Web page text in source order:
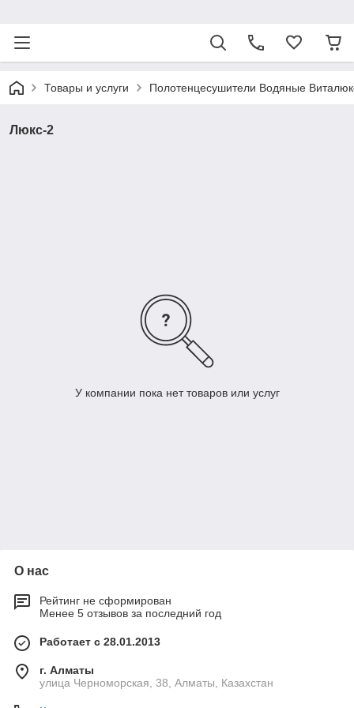
Товары и услуги Полотенцесушители Водяные
Люкс-2
У компании пока нет товаров или услуг
О нас
Рейтинг не сформирован
Менее 5 отзывов за последний год
Работает с 28.01.2013
г. Алматы
улица Черноморская, 38, Алматы, Казахстан